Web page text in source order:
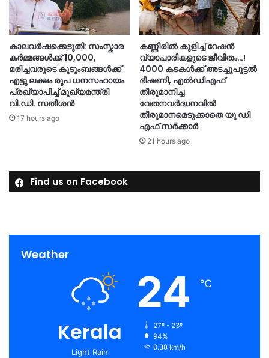
കാലവർഷക്കെടുതി: സംസ്കാര
കർമ്മങ്ങൾക്ക് 10,000,
മരിച്ചവരുടെ കുടുംബങ്ങൾക്ക്
എട്ടു ലക്ഷം രൂപ ധനസഹായം
പ്രഖ്യാപിച്ച് മുഖ്യമന്ത്രി
വി.ഡി. സതീശൻ
17 hours ago
കണ്ണീരിൽ കുളിച്ച് റേഷൻ
വ്യാപാരികളുടെ ജീവിതം…!
4000 കടകൾക്ക് അടച്ചുപൂട്ടൽ
ഭീഷണി, എൽഡിഎഫ്
തീരുമാനിച്ച
വേതനവർദ്ധനവിൽ
തീരുമാനമെടുക്കാതെ യു ഡി
എഫ് സർക്കാർ
21 hours ago
Find us on Facebook
Weather
Kerala
Light Rain
24 ℃
27º - 23º
94%
0.38 km/h